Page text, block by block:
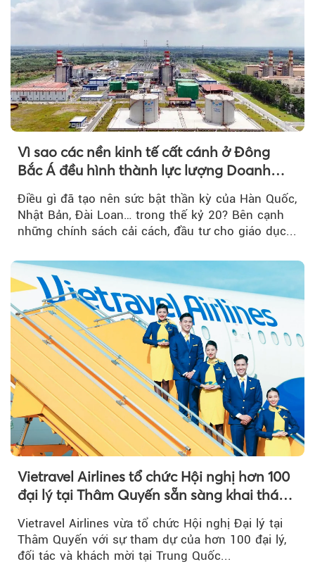
Vì sao các nền kinh tế cất cánh ở Đông
Bắc Á đều hình thành lực lượng Doanh
Điều gì đã tạo nên sức bật thần kỳ của Hàn Quốc,
Nhật Bản, Đài Loan… trong thế kỷ 20? Bên cạnh
những chính sách cải cách, đầu tư cho giáo dục...
Vietravel Airlines tổ chức Hội nghị hơn 100
đại lý tại Thâm Quyến sẵn sàng khai thác
đường bay thẳng TP.HCM - Thâm Quyến
Vietravel Airlines vừa tổ chức Hội nghị Đại lý tại
Thâm Quyến với sự tham dự của hơn 100 đại lý,
đối tác và khách mời tại Trung Quốc...